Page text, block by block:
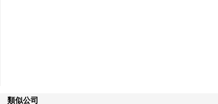
類似公司